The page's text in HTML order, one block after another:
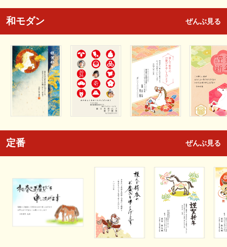
和モダン ぜんぶ見る
定番 ぜんぶ見る